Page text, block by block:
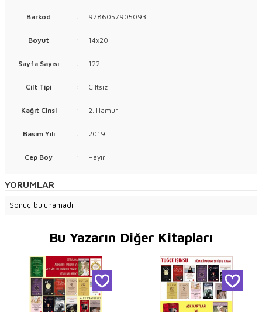
Barkod : 9786057905093
Boyut : 14x20
Sayfa Sayısı : 122
Cilt Tipi : Ciltsiz
Kağıt Cinsi : 2. Hamur
Basım Yılı : 2019
Cep Boy : Hayır
YORUMLAR
Sonuç bulunamadı.
Bu Yazarın Diğer Kitapları